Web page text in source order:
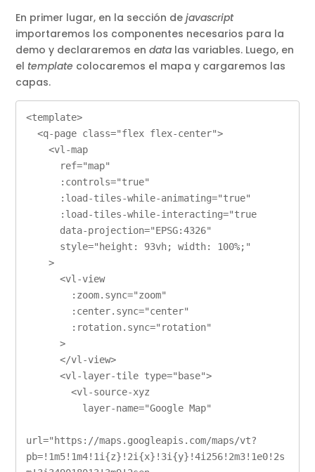
En primer lugar, en la sección dejavascript
importaremos los componentes necesarios para la
demo y declararemos endata las variables. Luego, en
el template colocaremos el mapa y cargaremos las
capas.
<template>
  <q-page class="flex flex-center">
    <vl-map
    >
      <vl-view
      >
      </vl-view>
      <vl-layer-tile type="base">
        <vl-source-xyz
url="https://maps.googleapis.com/maps/vt?
pb=!1m5!1m4!1i{z}!2i{x}!3i{y}!4i256!2m3!1e0!2s